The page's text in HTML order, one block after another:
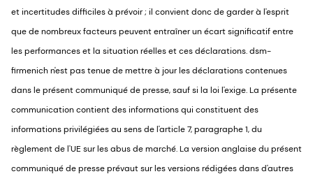
et incertitudes difficiles à prévoir ; il convient donc de garder à l'esprit
que de nombreux facteurs peuvent entraîner un écart significatif entre
les performances et la situation réelles et ces déclarations. dsm-
firmenich n'est pas tenue de mettre à jour les déclarations contenues
dans le présent communiqué de presse, sauf si la loi l'exige. La présente
communication contient des informations qui constituent des
informations privilégiées au sens de l'article 7, paragraphe 1, du
règlement de l'UE sur les abus de marché. La version anglaise du présent
communiqué de presse prévaut sur les versions rédigées dans d'autres